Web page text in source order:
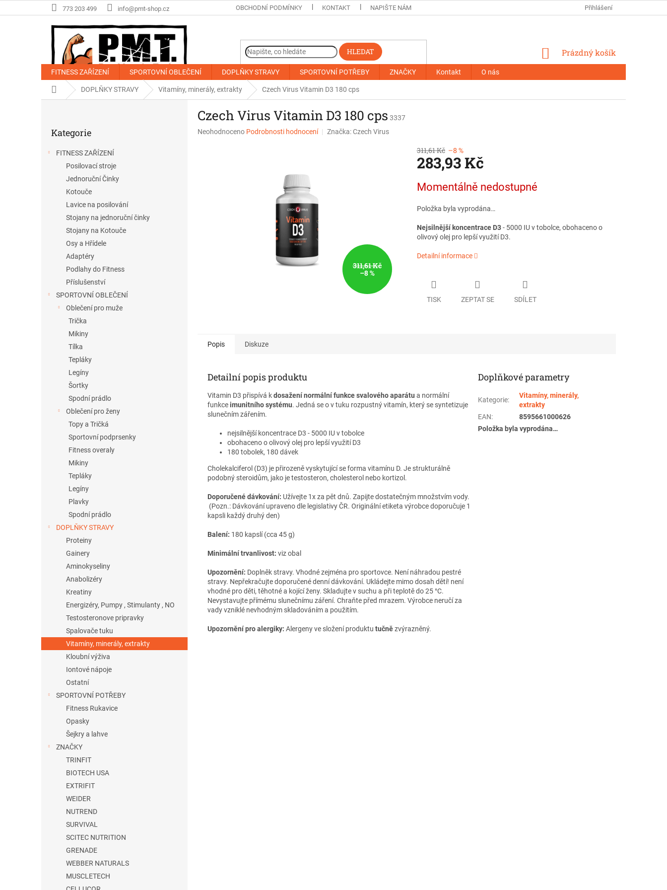
na
773 203 499 info@pmt-shop.cz OBCHODNÍ PODMÍNKY KONTAKT NAPIŠTE NÁM Přihlášení
HLEDAT
NÁKUPNÍ
KOŠÍK
Prázdný košík
FITNESS ZAŘÍZENÍ SPORTOVNÍ OBLEČENÍ DOPLŇKY STRAVY SPORTOVNÍ POTŘEBY ZNAČKY Kontakt O nás
Domů DOPLŇKY STRAVY Vitamíny, minerály, extrakty Czech Virus Vitamin D3 180 cps
kategorie
Kategorie
FITNESS ZAŘÍZENÍ
Posilovací stroje
Jednoruční Činky
Kotouče
Lavice na posilování
Stojany na jednoruční činky
Stojany na Kotouče
Osy a Hřídele
Adaptéry
Podlahy do Fitness
Příslušenství
SPORTOVNÍ OBLEČENÍ
Oblečení pro muže
Trička
Mikiny
Tílka
Tepláky
Legíny
Šortky
Spodní prádlo
Oblečení pro ženy
Topy a Tričká
Sportovní podprsenky
Fitness overaly
Mikiny
Tepláky
Legíny
Plavky
Spodní prádlo
DOPLŇKY STRAVY
Proteiny
Gainery
Aminokyseliny
Anabolizéry
Kreatiny
Energizéry, Pumpy , Stimulanty , NO
Testosteronove pripravky
Spalovače tuku
Vitamíny, minerály, extrakty
Kloubní výživa
Iontové nápoje
Ostatní
SPORTOVNÍ POTŘEBY
Fitness Rukavice
Opasky
Šejkry a lahve
ZNAČKY
TRINFIT
BIOTECH USA
EXTRIFIT
WEIDER
NUTREND
SURVIVAL
SCITEC NUTRITION
GRENADE
WEBBER NATURALS
MUSCLETECH
Czech Virus Vitamin D3 180 cps 3337
Průměrné
Neohodnoceno Podrobnosti hodnocení Značka:Czech Virus
311,61 Kč
–8 %
311,61 Kč –8 %
283,93 Kč
cena:
Momentálně nedostupné
Položka byla vyprodána…
Nejsilnější koncentrace D3- 5000 IU v tobolce, obohaceno o
olivový olej pro lepší využití D3.
Detailní informace
TISK ZEPTAT SE SDÍLET
Popis Diskuze
Detailní popis produktu
Vitamin D3 přispívá kdosažení normální funkce svalového aparátu a normální
funkceimunitního systému. Jedná se o v tuku rozpustný vitamín, který se syntetizuje
slunečním zářením.
nejsilnější koncentrace D3 - 5000 IU v tobolce
obohaceno o olivový olej pro lepší využití D3
180 tobolek, 180 dávek
Cholekalciferol (D3) je přirozeně vyskytující se forma vitamínu D. Je strukturálně
podobný steroidům, jako je testosteron, cholesterol nebo kortizol.
Doporučené dávkování: Užívejte 1x za pět dnů. Zapijte dostatečným množstvím vody.
(Pozn.: Dávkování upraveno dle legislativy ČR. Originální etiketa výrobce doporučuje 1
kapsli každý druhý den)
Balení: 180 kapslí (cca 45 g)
Minimální trvanlivost: viz obal
Upozornění: Doplněk stravy. Vhodné zejména pro sportovce. Není náhradou pestré
stravy. Nepřekračujte doporučené denní dávkování. Ukládejte mimo dosah dětí! není
vhodné pro děti, těhotné a kojící ženy. Skladujte v suchu a při teplotě do 25 °C.
Nevystavujte přímému slunečnímu záření. Chraňte před mrazem. Výrobce neručí za
vady vzniklé nevhodným skladováním a použitím.
Upozornění pro alergiky: Alergeny ve složení produktu tučnězvýrazněný.
Doplňkové parametry
Kategorie:
Vitamíny, minerály,
extrakty
EAN:
8595661000626
Položka byla vyprodána…